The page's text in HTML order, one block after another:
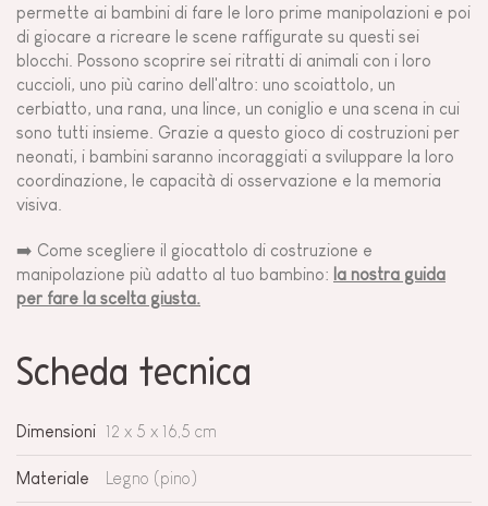
permette ai bambini di fare le loro prime manipolazioni e poi
di giocare a ricreare le scene raffigurate su questi sei
blocchi. Possono scoprire sei ritratti di animali con i loro
cuccioli, uno più carino dell'altro: uno scoiattolo, un
cerbiatto, una rana, una lince, un coniglio e una scena in cui
sono tutti insieme. Grazie a questo gioco di costruzioni per
neonati, i bambini saranno incoraggiati a sviluppare la loro
coordinazione, le capacità di osservazione e la memoria
visiva.
➡️ Come scegliere il giocattolo di costruzione e
manipolazione più adatto al tuo bambino: la nostra guida
per fare la scelta giusta.
Scheda tecnica
Dimensioni 12 x 5 x 16,5 cm
Materiale Legno (pino)